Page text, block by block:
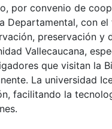
por convenio de
Departamental, con
preservación y
Vallecaucana,
que visitan la
La universidad
facilitando la